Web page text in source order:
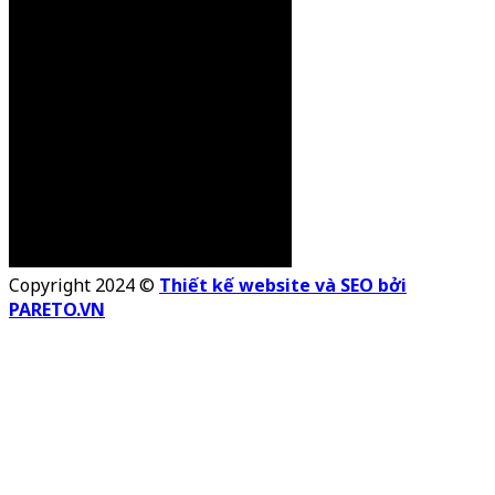
Copyright 2024 © Thiết kế website và SEO bởi
PARETO.VN